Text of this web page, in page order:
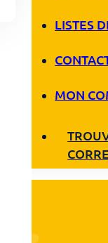
LISTES
MON